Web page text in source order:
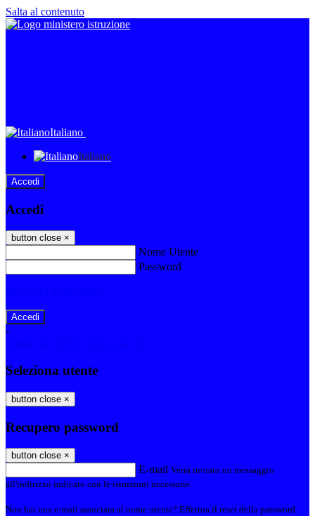
Salta al contenuto
Italiano
Italiano
Accedi
Accedi
button close ×
Nome Utente
Password
-
Seleziona utente
button close ×
Recupero password
button close ×
E-mail Verrà inviato un messaggio
all'indirizzo indicato con le istruzioni necessarie.
Non hai una e-mail associata al nome utente? Effettua il reset della password